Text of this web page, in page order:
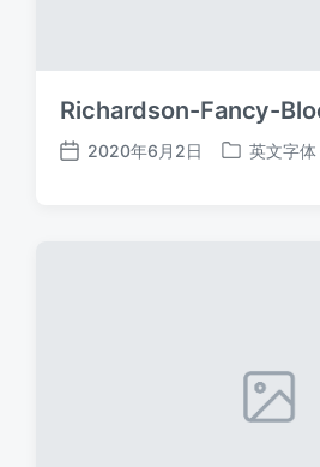
Richardson-Fancy-
发
2020年6月2日
发
英文字体